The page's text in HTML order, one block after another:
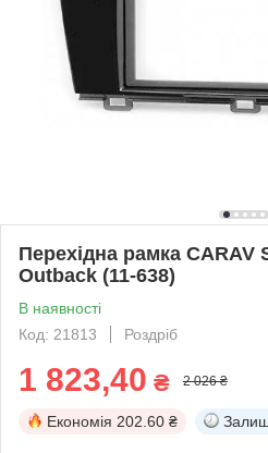
Перехідна рамка CARAV
Outback (11-638)
В наявності
Код: 21813
Роздріб
1 823,40 ₴ 2 026 ₴
Економія 202.60 ₴